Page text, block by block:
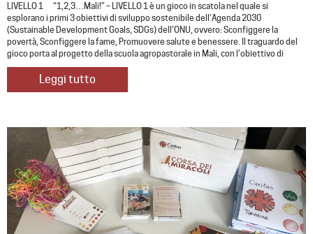
LIVELLO 1 “1,2,3…Mali!” – LIVELLO 1 è un gioco in scatola nel quale si
esplorano i primi 3 obiettivi di sviluppo sostenibile dell’Agenda 2030
(Sustainable Development Goals, SDGs) dell’ONU, ovvero: Sconfiggere la
povertà, Sconfiggere la fame, Promuovere salute e benessere. Il traguardo del
gioco porta al progetto della scuola agropastorale in Mali, con l’obiettivo di
Leggi tutto